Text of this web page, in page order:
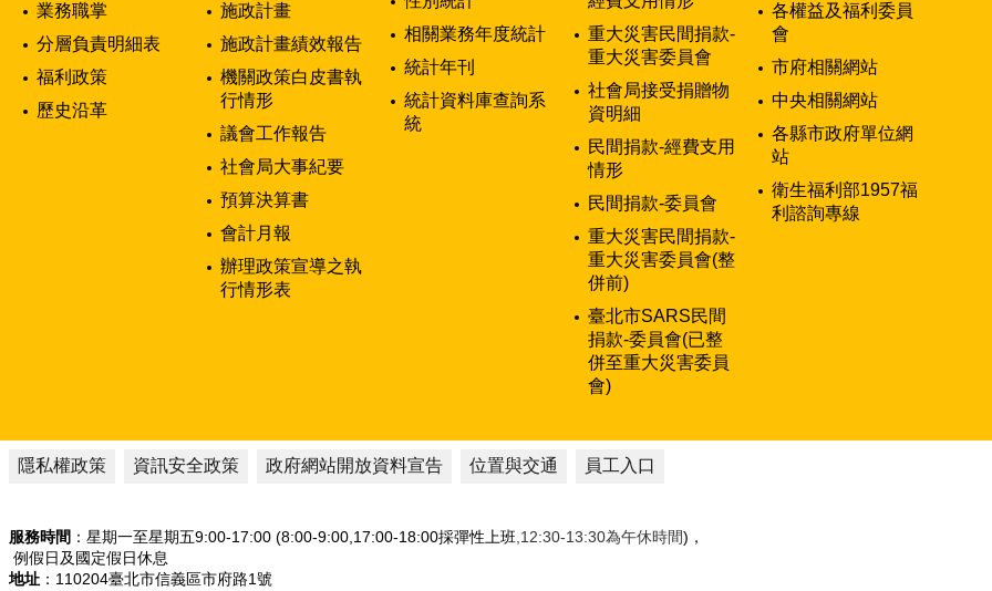
業務職掌
分層負責明細表
福利政策
歷史沿革
施政計畫
施政計畫績效報告
機關政策白皮書執
行情形
議會工作報告
社會局大事紀要
預算決算書
會計月報
辦理政策宣導之執
行情形表
相關業務年度統計
統計年刊
統計資料庫查詢系
統
重大災害民間捐款-
重大災害委員會
社會局接受捐贈物
資明細
民間捐款-經費支用
情形
民間捐款-委員會
重大災害民間捐款-
重大災害委員會(整
併前)
臺北市SARS民間
捐款-委員會(已整
併至重大災害委員
會)
各權益及福利委員
會
市府相關網站
中央相關網站
各縣市政府單位網
站
衛生福利部1957福
利諮詢專線
隱私權政策 資訊安全政策 政府網站開放資料宣告 位置與交通 員工入口
服務時間 ：星期一至星期五9:00-17:00 (8:00-9:00,17:00-18:00採彈性上班 ,12:30-13:30為午休時間)，
例假日及國定假日休息
地址 ：110204臺北市信義區市府路1號